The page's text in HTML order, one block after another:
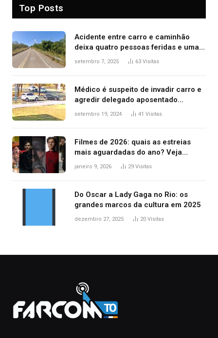
Top Posts
Acidente entre carro e caminhão
deixa quatro pessoas feridas e uma
mulher morta na TO-070
setembro 7, 2025 63 Visitas
Médico é suspeito de invadir carro e
agredir delegado aposentado
durante confusão no trânsito
setembro 19, 2024 41 Visitas
Filmes de 2026: quais as estreias
mais aguardadas do ano? Veja
principais lançamentos do cinema
janeiro 9, 2026 29 Visitas
Do Oscar a Lady Gaga no Rio: os
grandes marcos da cultura em 2025
dezembro 27, 2025 20 Visitas